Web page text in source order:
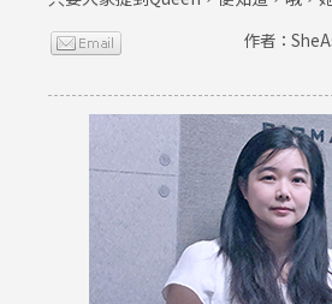
作者：